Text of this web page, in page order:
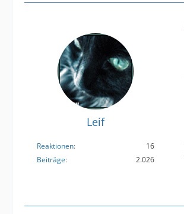
Leif
Reaktionen
16
Beiträge
2.026